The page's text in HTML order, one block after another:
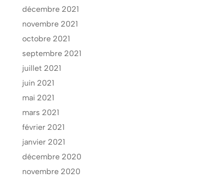
décembre 2021
novembre 2021
octobre 2021
septembre 2021
juillet 2021
juin 2021
mai 2021
mars 2021
février 2021
janvier 2021
décembre 2020
novembre 2020